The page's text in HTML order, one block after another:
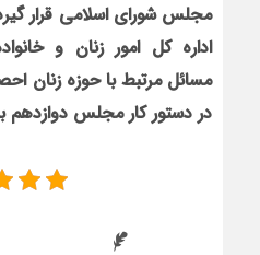
مجلس شورای اسلامی قرار
اداره کل امور زنان و
مسائل مرتبط با حوزه زنان
در دستور کار مجلس دوازدهم